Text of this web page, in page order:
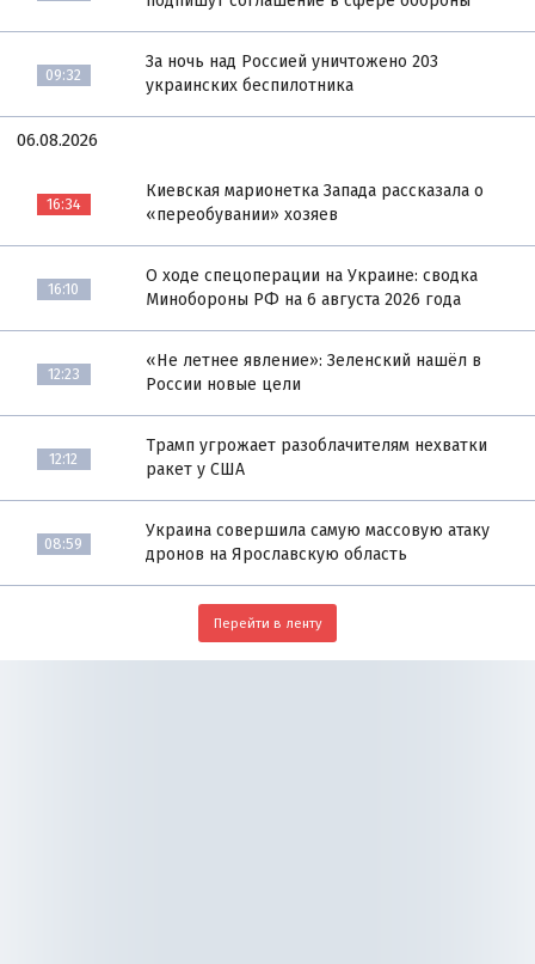
09:32
За ночь над Россией уничтожено 203
украинских беспилотника
06.08.2026
16:34
Киевская марионетка Запада рассказала о
«переобувании» хозяев
16:10
О ходе спецоперации на Украине: сводка
Минобороны РФ на 6 августа 2026 года
12:23
«Не летнее явление»: Зеленский нашёл в
России новые цели
12:12
Трамп угрожает разоблачителям нехватки
ракет у США
08:59
Украина совершила самую массовую атаку
дронов на Ярославскую область
Перейти в ленту